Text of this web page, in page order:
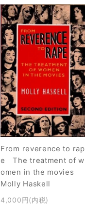
From reverence to rap
e The treatment of w
omen in the movies
Molly Haskell
4,000円(内税)